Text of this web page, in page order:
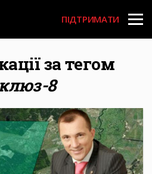
User
account
menu
ПІДТРИМАТИ
за тегом
8